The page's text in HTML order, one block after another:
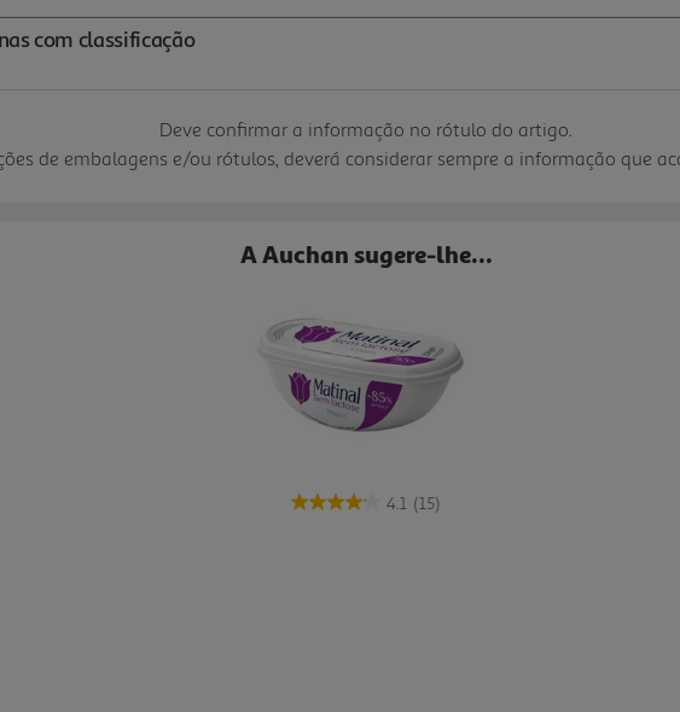
Deve confirmar a informação no rótulo do artigo.
de embalagens e/ou rótulos, deverá considerar sempre a informação que
A Auchan sugere-lhe...
4.1 (15)